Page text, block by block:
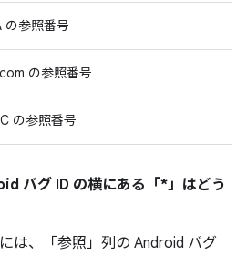
の参照番号
の参照番号
の参照番号
バグ ID の横にある「*」はどう
は、「参照」 列の Android バグ